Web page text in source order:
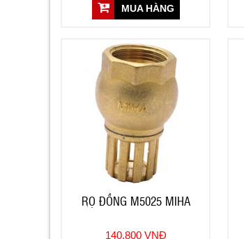
MUA HÀNG
RỌ ĐỒNG M5025 MIHA
140.800 VNĐ